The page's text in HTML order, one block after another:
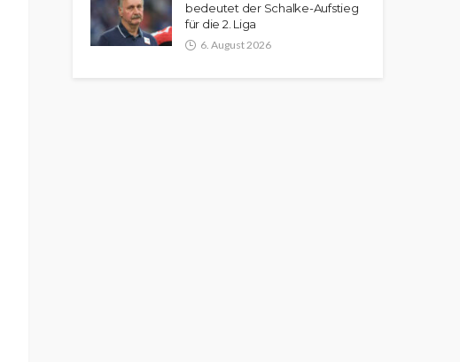
bedeutet der Schalke-Aufstieg
für die 2. Liga
6. August 2026